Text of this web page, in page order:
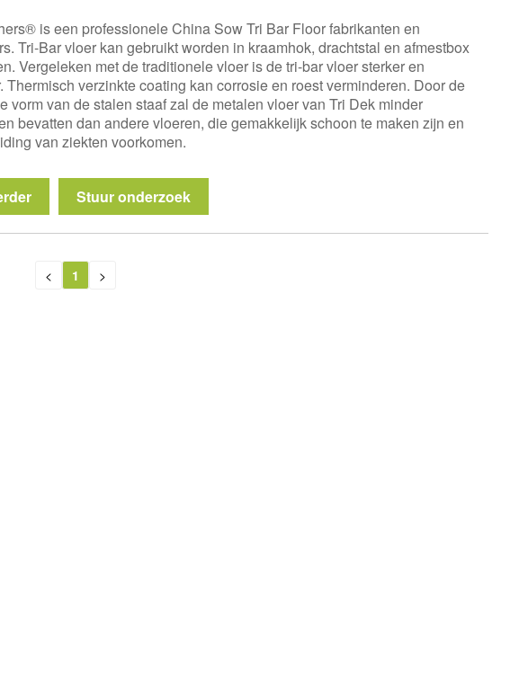
is een professionele China Sow Tri Bar Floor fabrikanten en
Tri-Bar vloer kan gebruikt worden in kraamhok, drachtstal en afmestbox
Vergeleken met de traditionele vloer is de tri-bar vloer sterker en
Thermisch verzinkte coating kan corrosie en roest verminderen. Door de
vorm van de stalen staaf zal de metalen vloer van Tri Dek minder
bevatten dan andere vloeren, die gemakkelijk schoon te maken zijn en
van ziekten voorkomen.
Stuur onderzoek
< 1 >